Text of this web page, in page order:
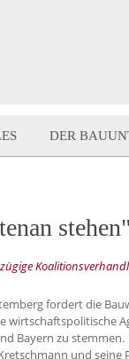
DER
stehen"
fordert die
wirtschaftspolitische
Bayern zu
und seine